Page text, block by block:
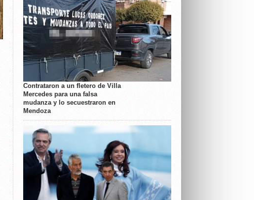
Contrataron a un fletero de Villa
Mercedes para una falsa
mudanza y lo secuestraron en
Mendoza